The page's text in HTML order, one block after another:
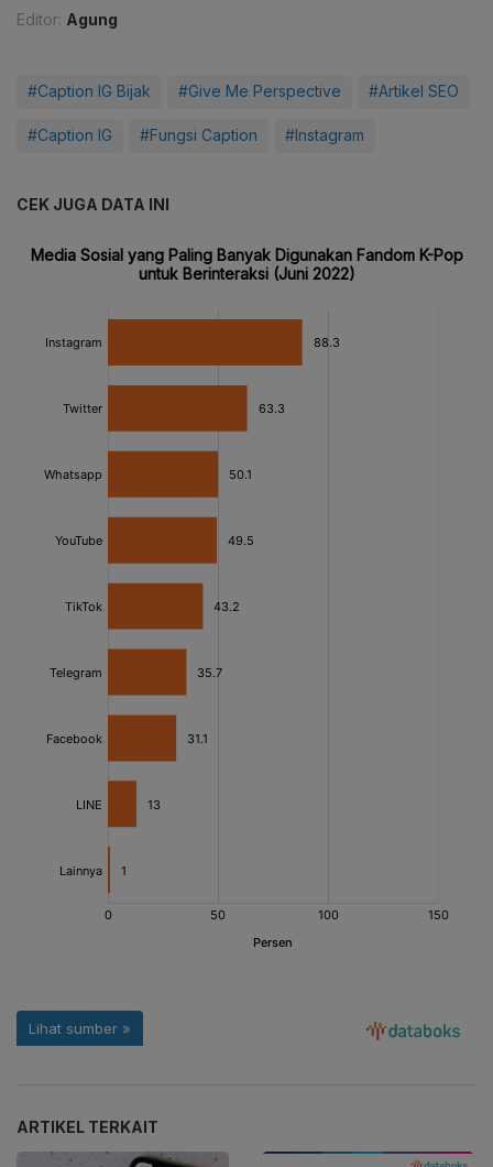
Editor: Agung
#Caption IG Bijak #Give Me Perspective #Artikel SEO
#Caption IG #Fungsi Caption #Instagram
CEK JUGA DATA INI
ARTIKEL TERKAIT